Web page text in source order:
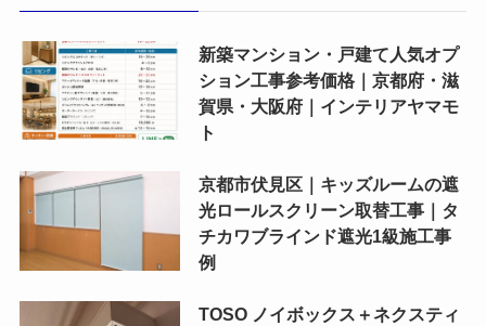
新築マンション・戸建て人気オプ
ション工事参考価格｜京都府・滋
賀県・大阪府｜インテリアヤマモ
ト
京都市伏見区｜キッズルームの遮
光ロールスクリーン取替工事｜タ
チカワブラインド遮光1級施工事
例
TOSO ノイボックス＋ネクスティ